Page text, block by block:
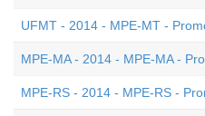
UFMT - 2014 - MPE-MT -
MPE-MA - 2014 - MPE-MA -
MPE-RS - 2014 - MPE-RS -